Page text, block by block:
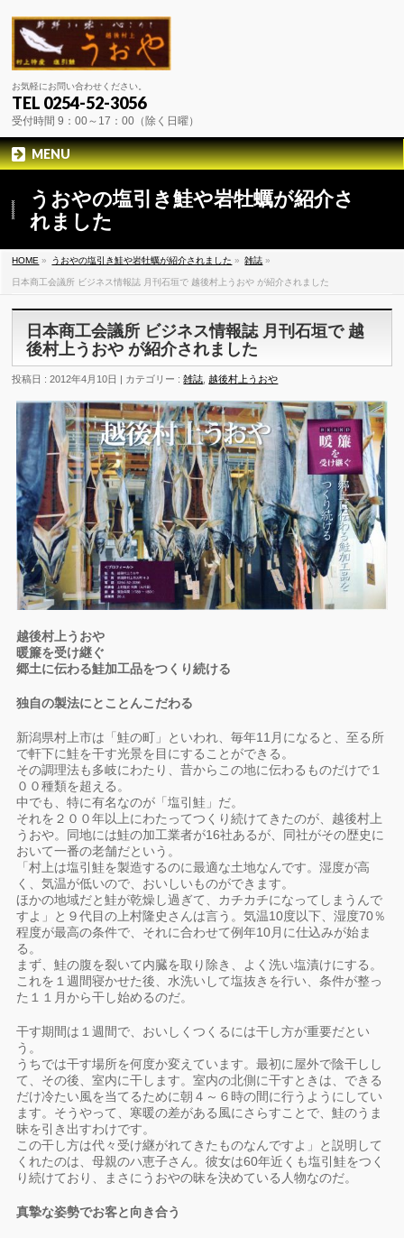
お気軽にお問い合わせください。
TEL 0254-52-3056
受付時間 9：00～17：00（除く日曜）
MENU
うおやの塩引き鮭や岩牡蠣が紹介さ
れました
HOME » うおやの塩引き鮭や岩牡蠣が紹介されました » 雑誌 »
日本商工会議所 ビジネス情報誌 月刊石垣で 越後村上うおや が紹介されました
日本商工会議所 ビジネス情報誌 月刊石垣で 越
後村上うおや が紹介されました
投稿日 : 2012年4月10日 | カテゴリー :雑誌 ,越後村上うおや
越後村上うおや
暖簾を受け継ぐ
郷土に伝わる鮭加工品をつくり続ける
独自の製法にとことんこだわる
新潟県村上市は「鮭の町」といわれ、毎年11月になると、至る所
で軒下に鮭を干す光景を目にすることができる。
その調理法も多岐にわたり、昔からこの地に伝わるものだけで１
００種類を超える。
中でも、特に有名なのが「塩引鮭」だ。
それを２００年以上にわたってつくり続けてきたのが、越後村上
うおや。同地には鮭の加工業者が16社あるが、同社がその歴史に
おいて一番の老舗だという。
「村上は塩引鮭を製造するのに最適な土地なんです。湿度が高
く、気温が低いので、おいしいものができます。
ほかの地域だと鮭が乾燥し過ぎて、カチカチになってしまうんで
すよ」と９代目の上村隆史さんは言う。気温10度以下、湿度70％
程度が最高の条件で、それに合わせて例年10月に仕込みが始ま
る。
まず、鮭の腹を裂いて内臓を取り除き、よく洗い塩漬けにする。
これを１週間寝かせた後、水洗いして塩抜きを行い、条件が整っ
た１１月から干し始めるのだ。
干す期間は１週間で、おいしくつくるには干し方が重要だとい
う。
うちでは干す場所を何度か変えています。最初に屋外で陰干しし
て、その後、室内に干します。室内の北側に干すときは、できる
だけ冷たい風を当てるために朝４～６時の間に行うようにしてい
ます。そうやって、寒暖の差がある風にさらすことで、鮭のうま
昧を引き出すわけです。
この干し方は代々受け継がれてきたものなんですよ」と説明して
くれたのは、母親のハ恵子さん。彼女は60年近くも塩引鮭をつく
り続けており、まさにうおやの昧を決めている人物なのだ。
真摯な姿勢でお客と向き合う